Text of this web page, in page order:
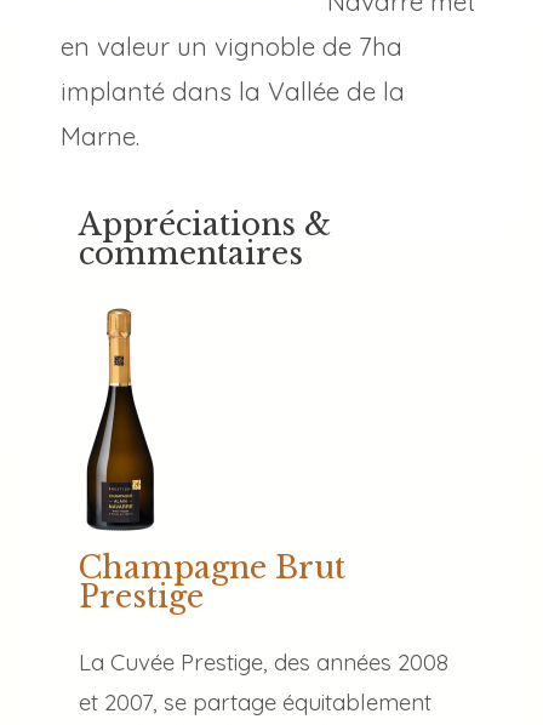
en valeur un vignoble de 7ha
implanté dans la Vallée de la
Marne.
Appréciations &
commentaires
Champagne Brut
Prestige
La Cuvée Prestige, des années 2008
et 2007, se partage équitablement